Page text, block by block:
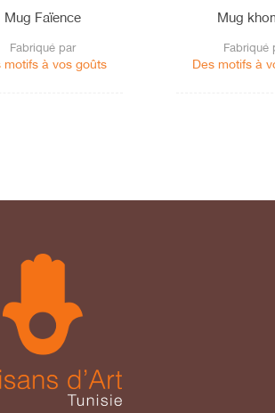
Mug Faïence
Fabriqué par
motifs à vos goûts
Mug
Fabriqué
Des motifs à